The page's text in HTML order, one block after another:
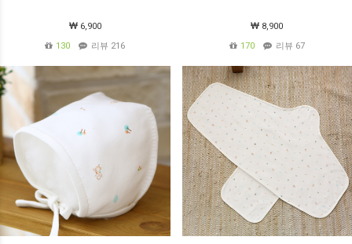
6,900
130
리뷰 216
8,900
170
리뷰 67